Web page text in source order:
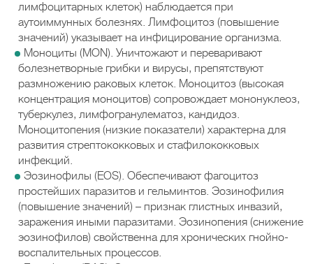
лимфоцитарных клеток) наблюдается при
аутоиммунных болезнях. Лимфоцитоз (повышение
значений) указывает на инфицирование организма.
Моноциты (MON). Уничтожают и переваривают
болезнетворные грибки и вирусы, препятствуют
размножению раковых клеток. Моноцитоз (высокая
концентрация моноцитов) сопровождает мононуклеоз,
туберкулез, лимфогранулематоз, кандидоз.
Моноцитопения (низкие показатели) характерна для
развития стрептококковых и стафилококковых
инфекций.
Эозинофилы (EOS). Обеспечивают фагоцитоз
простейших паразитов и гельминтов. Эозинофилия
(повышение значений) – признак глистных инвазий,
заражения иными паразитами. Эозинопения (снижение
эозинофилов) свойственна для хронических гнойно-
воспалительных процессов.